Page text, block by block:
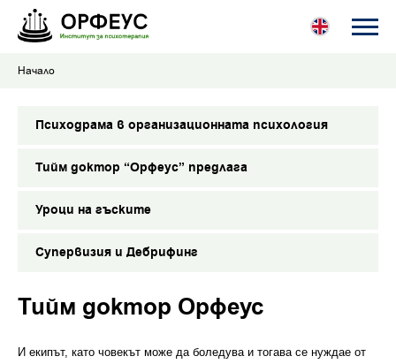
Начало
Психодрама в организационната психология
Тийм доктор “Орфеус” предлага
Уроци на гъските
Супервизия и Дебрифинг
Тийм доктор Орфеус
И екипът, като човекът може да боледува и тогава се нуждае от